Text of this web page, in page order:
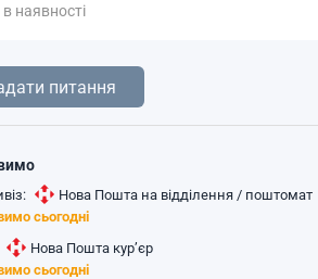
наявності
питання
Нова Пошта на відділення / поштомат
сьогодні
Нова Пошта кур’єр
сьогодні